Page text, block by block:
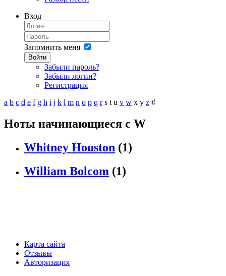
Вход
Запомнить меня
Войти
Забыли пароль?
Забыли логин?
Регистрация
a b c d e f g h i j k l m n o p q r s t u v w x y z #
Ноты начинающиеся с W
Whitney Houston (1)
William Bolcom (1)
Карта сайта
Отзывы
Авторизация